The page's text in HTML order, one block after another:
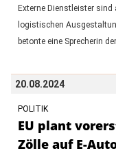
Externe Dienstleister
logistischen
betonte eine Sprecherin
20.08.2024
POLITIK
EU plant
Zölle auf E-